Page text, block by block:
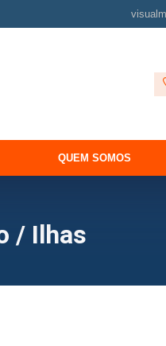
QUEM SOMOS
/ Ilhas